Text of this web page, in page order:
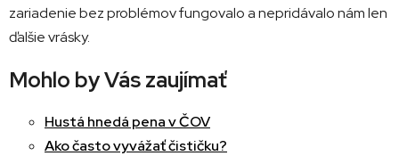
zariadenie bez problémov fungovalo a nepridávalo nám len
ďalšie vrásky.
Mohlo by Vás zaujímať
Hustá hnedá pena v ČOV
Ako často vyvážať čističku?